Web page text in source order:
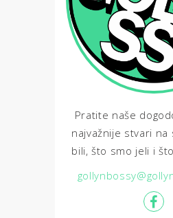
Pratite naše
najvažnije stvari na
bili, što smo jeli i